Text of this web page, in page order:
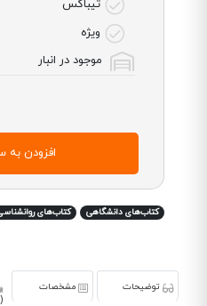
تیباکس
ویژه
موجود در انبار
افزودن به
کتاب‌های دانشگاهی کتاب‌های
توضیحات مشخصات
(0)